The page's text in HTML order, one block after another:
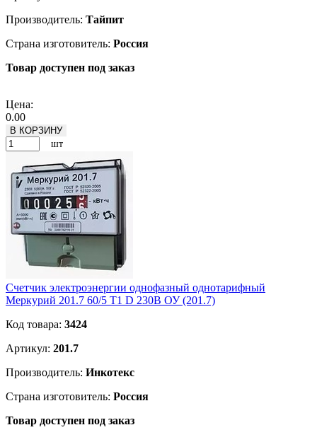
Производитель: Тайпит
Страна изготовитель: Россия
Товар доступен под заказ
Цена:
0.00
В КОРЗИНУ
шт
Счетчик электроэнергии однофазный однотарифный
Меркурий 201.7 60/5 Т1 D 230В ОУ (201.7)
Код товара: 3424
Артикул: 201.7
Производитель: Инкотекс
Страна изготовитель: Россия
Товар доступен под заказ